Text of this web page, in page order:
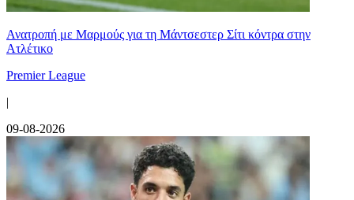
Ανατροπή με Μαρμούς για τη Μάντσεστερ Σίτι κόντρα στην
Ατλέτικο
Premier League
|
09-08-2026